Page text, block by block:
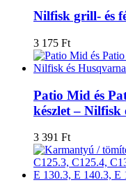
Nilfisk grill- és
3 175 Ft
Patio Mid és
készlet – Nilfisk
3 391 Ft